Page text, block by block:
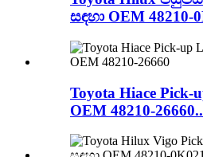
සඳහා OEM 48210-
Toyota Hiace Pick-
OEM 48210-